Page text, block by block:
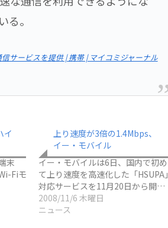
る。
サービスを提供 | 携帯 | マイコミジャーナル
イ
末
Fiモ
上り速度が3倍の1.4Mbps、
イー・モバイル
イー・モバイルは6日、国内で初め
て上り速度を高速化した「HSUPA」
対応サービスを11月20日から開…
2008/11/6 木曜日
ニュース